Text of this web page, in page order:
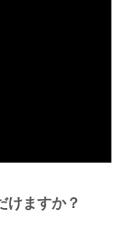
ますか？